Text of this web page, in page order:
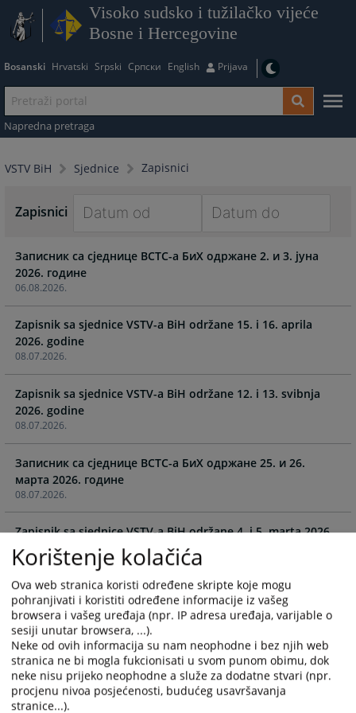
Visoko sudsko i tužilačko vijeće
Bosne i Hercegovine
Bosanski Hrvatski Srpski Српски English Prijava
Napredna pretraga
VSTV BiH Sjednice Zapisnici
Zapisnici
forward
to
with
the
calendar
select
a
date.
the
question
mark
get
the
keyboard
shortcuts
for
changing
dates.
forward
with
the
select
a
the
question
get
shortcuts
for
changing
dates.
06.08.2026.
Записник са сједнице ВСТС-а БиХ одржане 2. и 3. јуна
2026. године
08.07.2026.
Zapisnik sa sjednice VSTV-a BiH održane 15. i 16. aprila
2026. godine
08.07.2026.
Zapisnik sa sjednice VSTV-a BiH održane 12. i 13. svibnja
2026. godine
08.07.2026.
Записник са сједнице ВСТC-а БиХ одржане 25. и 26.
марта 2026. године
15.04.2026.
Zapisnik sa sjednice VSTV-a BiH održane 4. i 5. marta 2026.
godine
10.04.2026.
Zapisnik sa sjednice VSTV-a BiH održane 11. i 12. februara
2026. godine
18.02.2026.
Zapisnik sa sjednice BCTC-а BiH održane 15. i 16. januara
Korištenje kolačića
Ova web stranica koristi određene skripte koje mogu
pohranjivati i koristiti određene informacije iz vašeg
browsera i vašeg uređaja (npr. IP adresa uređaja, varijable o
sesiji unutar browsera, ...).
Neke od ovih informacija su nam neophodne i bez njih web
stranica ne bi mogla fukcionisati u svom punom obimu, dok
neke nisu prijeko neophodne a služe za dodatne stvari (npr.
procjenu nivoa posjećenosti, budućeg usavršavanja
stranice...).